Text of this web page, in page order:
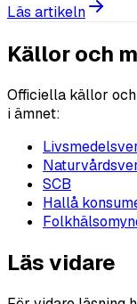
Läs artikeln
Källor och
Officiella källor
i ämnet:
SCB
Hallå
Läs vidare